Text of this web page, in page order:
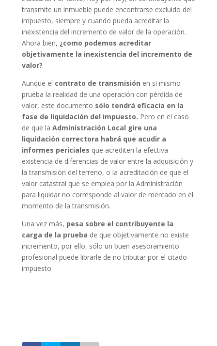
transmite un inmueble puede encontrarse excluido del
impuesto, siempre y cuando pueda acreditar la
inexistencia del incremento de valor de la operación.
Ahora bien, ¿como podemos acreditar
objetivamente la inexistencia del incremento de
valor?
Aunque el contrato de transmisión en si mismo
prueba la realidad de una operación con pérdida de
valor, este documento sólo tendrá eficacia en la
fase de liquidación del impuesto. Pero en el caso
de que la Administración Local gire una
liquidación correctora habrá que acudir a
informes periciales que acrediten la efectiva
existencia de diferencias de valor entre la adquisición y
la transmisión del terreno, o la acreditación de que el
valor catastral que se emplea por la Administración
para liquidar no corresponde al valor de mercado en el
momento de la transmisión.
Una vez más, pesa sobre el contribuyente la
carga de la prueba de que objetivamente no existe
incremento, por ello, sólo un buen asesoramiento
profesional puede librarle de no tributar por el citado
impuesto.